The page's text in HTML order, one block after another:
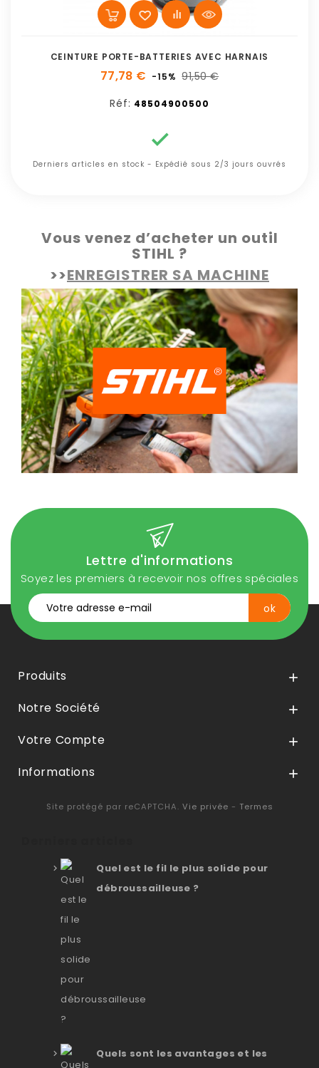
CEINTURE PORTE-BATTERIES AVEC HARNAIS
77,78 € -15% 91,50 €
Réf: 48504900500

Derniers articles en stock - Expédié sous 2/3 jours ouvrés
Vous venez d’acheter un outil
STIHL ?
>>ENREGISTRER SA MACHINE
Lettre d'informations
Soyez les premiers à recevoir nos offres spéciales
Produits 
Notre Société 
Votre Compte 
Informations 
Site protégé par reCAPTCHA. Vie privée - Termes
Quel est le fil le plus solide pour
débroussailleuse ?
Quels sont les avantages et les